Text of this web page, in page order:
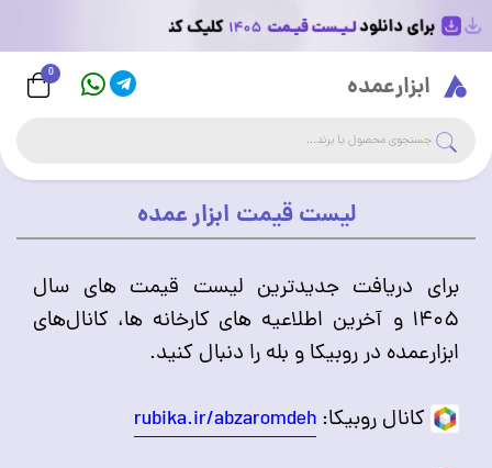
ابزارعمده 0
جستجوی فروشگاه
لیست قیمت ابزار عمده
برای دریافت جدیدترین لیست قیمت های سال
۱۴۰۵ و آخرین اطلاعیه های کارخانه ها، کانال‌های
ابزارعمده در روبیکا و بله را دنبال کنید.
کانال روبیکا: rubika.ir/abzaromdeh